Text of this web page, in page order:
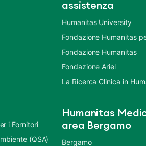
i Fornitori
(QSA)
assistenza
Humanitas University
Fondazione Humanitas
Fondazione Humanitas
Fondazione Ariel
La Ricerca Clinica in
Humanitas
area Bergamo
Bergamo